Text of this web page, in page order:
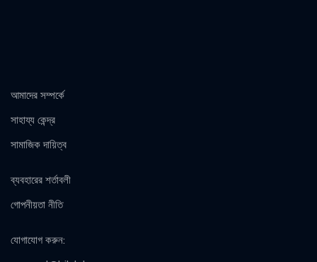
আমাদের সম্পর্কে
সাহায্য কেন্দ্র
সামাজিক দায়িত্ব
ব্যবহারের শর্তাবলী
গোপনীয়তা নীতি
যোগাযোগ করুন: